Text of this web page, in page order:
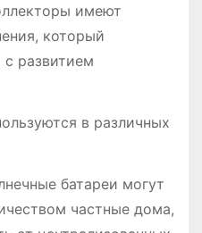
имеют
который
развитием
в различных
батареи могут
частные дома,